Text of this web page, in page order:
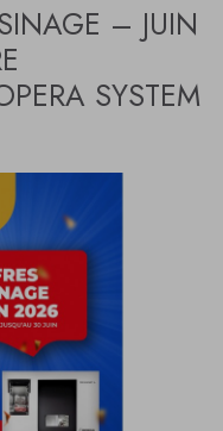
– JUIN
SYSTEM